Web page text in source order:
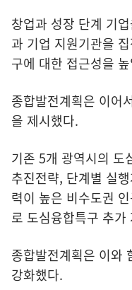
창업과 성장 단계 기
과 기업 지원기관을
구에 대한 접근성을
종합발전계획은 이어
을 제시했다.
기존 5개 광역시의 도
추진전략, 단계별 실
력이 높은 비수도권
로 도심융합특구 추
종합발전계획은 이와
강화했다.